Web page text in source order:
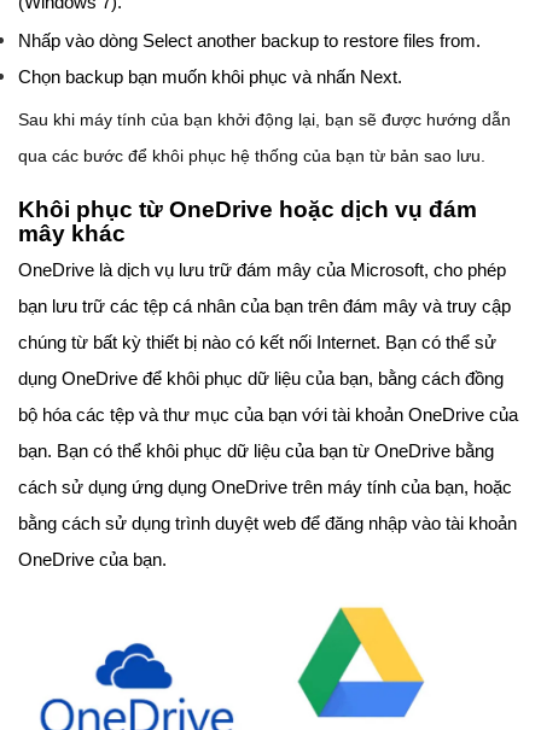
Nhấp vào dòng Select another backup to restore files from.
Chọn backup bạn muốn khôi phục và nhấn Next.
Sau khi máy tính của bạn khởi động lại, bạn sẽ được hướng dẫn
qua các bước để khôi phục hệ thống của bạn từ bản sao lưu.
Khôi phục từ OneDrive hoặc dịch vụ đám
mây khác
OneDrive là dịch vụ lưu trữ đám mây của Microsoft, cho phép
bạn lưu trữ các tệp cá nhân của bạn trên đám mây và truy cập
chúng từ bất kỳ thiết bị nào có kết nối Internet. Bạn có thể sử
dụng OneDrive để khôi phục dữ liệu của bạn, bằng cách đồng
bộ hóa các tệp và thư mục của bạn với tài khoản OneDrive của
bạn. Bạn có thể khôi phục dữ liệu của bạn từ OneDrive bằng
cách sử dụng ứng dụng OneDrive trên máy tính của bạn, hoặc
bằng cách sử dụng trình duyệt web để đăng nhập vào tài khoản
OneDrive của bạn.